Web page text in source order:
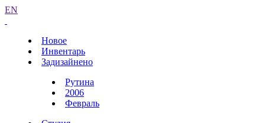
EN
Новое
Инвентарь
Задизайнено
Рутина
2006
Февраль